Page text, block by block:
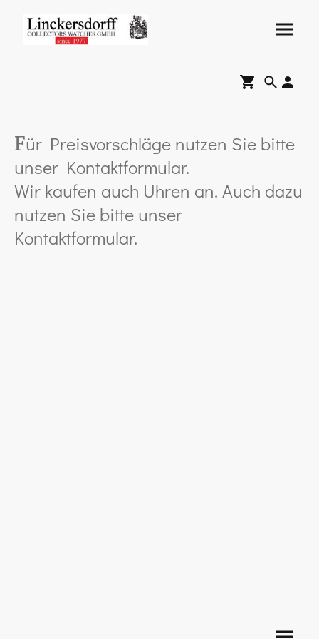
Für Preisvorschläge nutzen Sie bitte
unser Kontaktformular.
Wir kaufen auch Uhren an. Auch dazu
nutzen Sie bitte unser
Kontaktformular.